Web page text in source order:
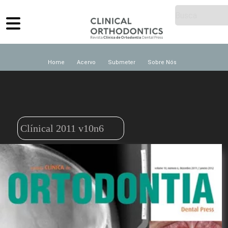
Home Acervo Submeter Sobre Nós
Clínical 2011 v10n6